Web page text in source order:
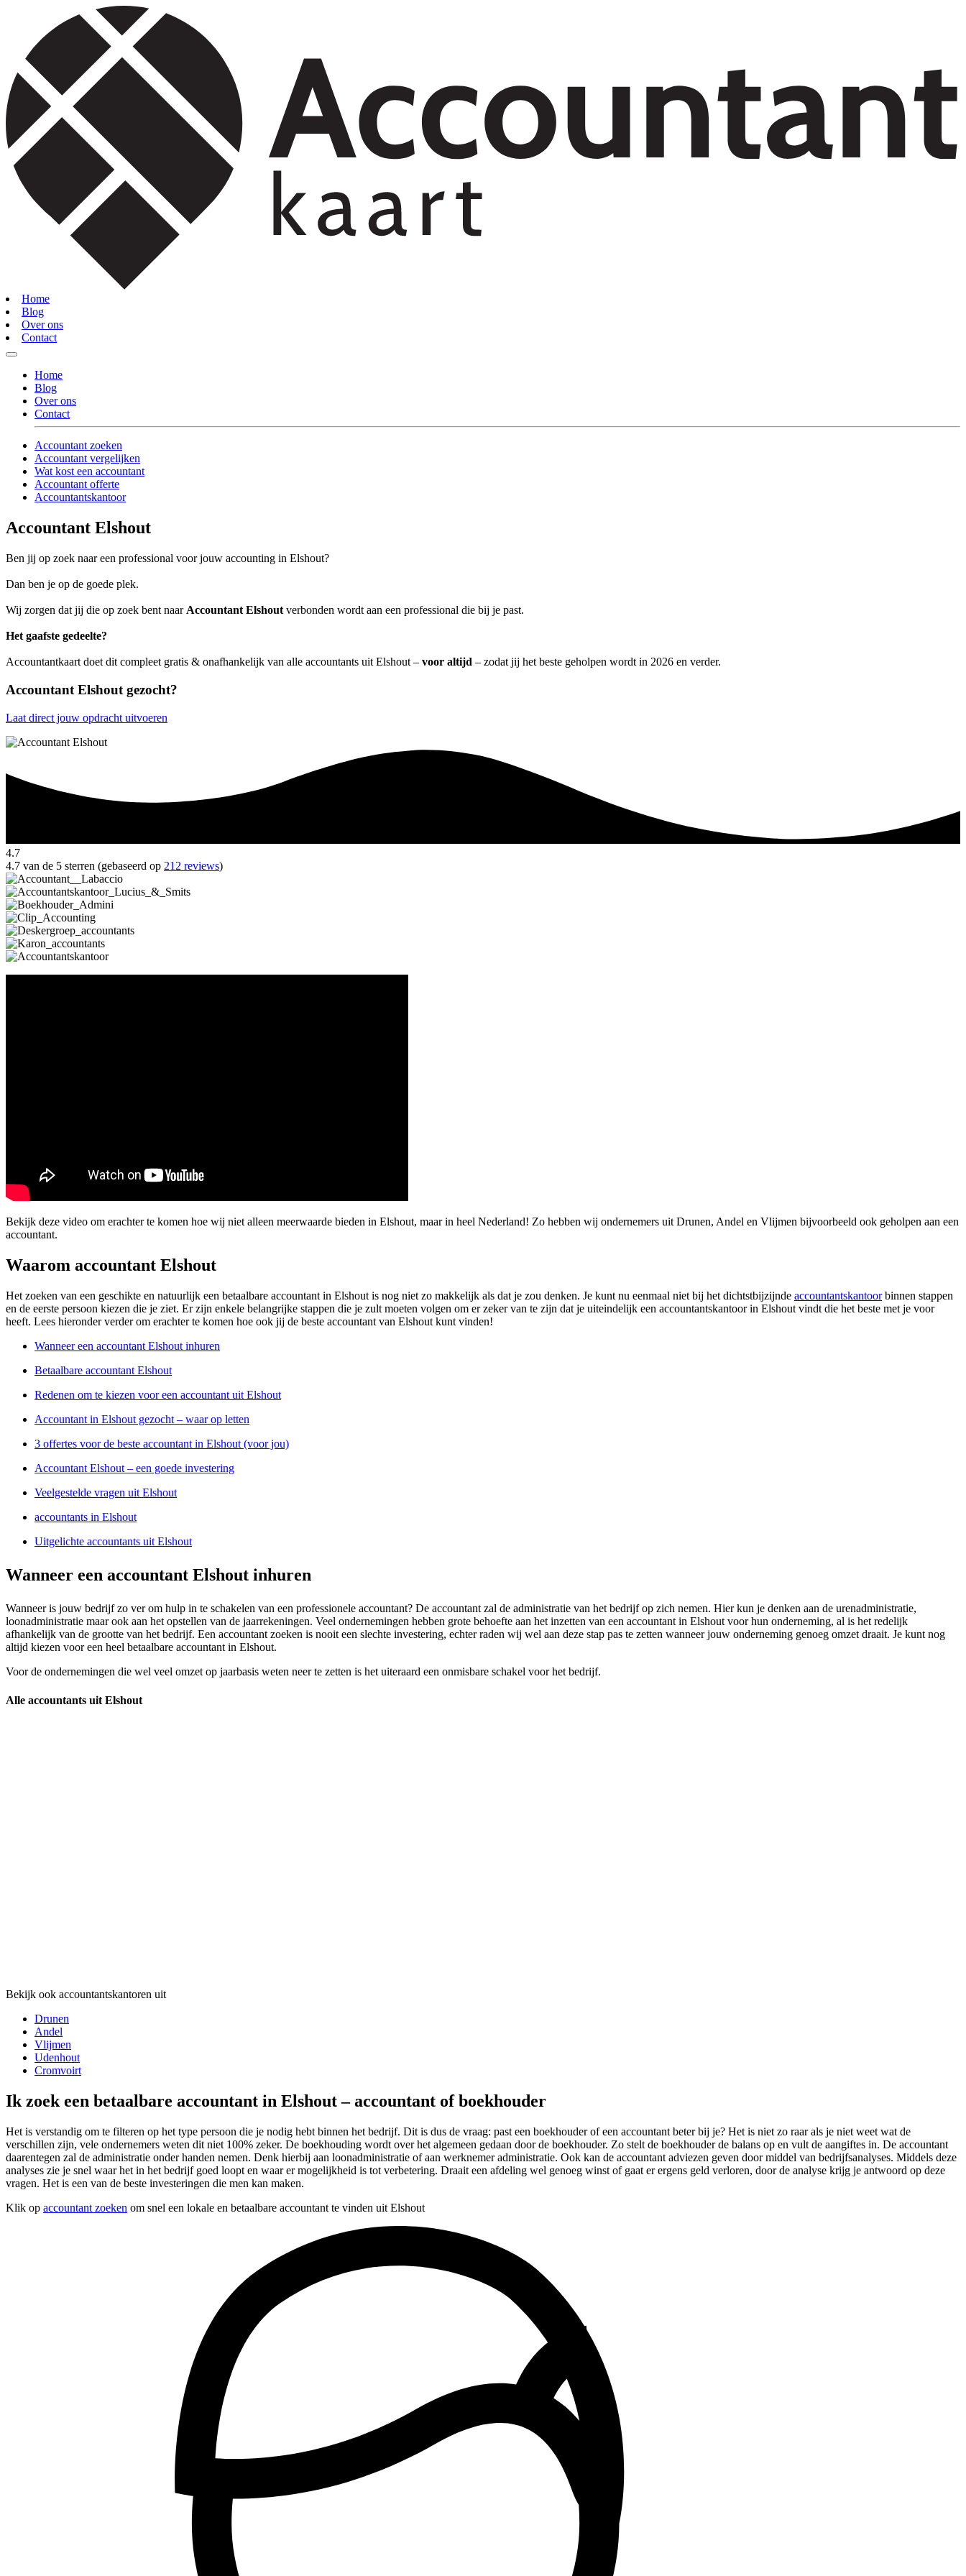
Home
Blog
Over ons
Contact
Home
Blog
Over ons
Contact
Accountant zoeken
Accountant vergelijken
Wat kost een accountant
Accountant offerte
Accountantskantoor
Accountant Elshout
Ben jij op zoek naar een professional voor jouw accounting in Elshout?
Dan ben je op de goede plek.
Wij zorgen dat jij die op zoek bent naar Accountant Elshout verbonden wordt aan een professional die bij je past.
Het gaafste gedeelte?
Accountantkaart doet dit compleet gratis & onafhankelijk van alle accountants uit Elshout – voor altijd – zodat jij het beste geholpen wordt in 2026 en verder.
Accountant Elshout gezocht?
Laat direct jouw opdracht uitvoeren
4.7
4.7 van de 5 sterren (gebaseerd op 212 reviews)
Bekijk deze video om erachter te komen hoe wij niet alleen meerwaarde bieden in Elshout, maar in heel Nederland! Zo hebben wij ondernemers uit Drunen, Andel en Vlijmen bijvoorbeeld ook geholpen aan een
accountant.
Waarom accountant Elshout
Het zoeken van een geschikte en natuurlijk een betaalbare accountant in Elshout is nog niet zo makkelijk als dat je zou denken. Je kunt nu eenmaal niet bij het dichtstbijzijnde accountantskantoorbinnen stappen
en de eerste persoon kiezen die je ziet. Er zijn enkele belangrijke stappen die je zult moeten volgen om er zeker van te zijn dat je uiteindelijk een accountantskantoor in Elshout vindt die het beste met je voor
heeft. Lees hieronder verder om erachter te komen hoe ook jij de beste accountant van Elshout kunt vinden!
Wanneer een accountant Elshout inhuren
Betaalbare accountant Elshout
Redenen om te kiezen voor een accountant uit Elshout
Accountant in Elshout gezocht – waar op letten
3 offertes voor de beste accountant in Elshout (voor jou)
Accountant Elshout – een goede investering
Veelgestelde vragen uit Elshout
accountants in Elshout
Uitgelichte accountants uit Elshout
Wanneer een accountant Elshout inhuren
Wanneer is jouw bedrijf zo ver om hulp in te schakelen van een professionele accountant? De accountant zal de administratie van het bedrijf op zich nemen. Hier kun je denken aan de urenadministratie,
loonadministratie maar ook aan het opstellen van de jaarrekeningen. Veel ondernemingen hebben grote behoefte aan het inzetten van een accountant in Elshout voor hun onderneming, al is het redelijk
afhankelijk van de grootte van het bedrijf. Een accountant zoeken is nooit een slechte investering, echter raden wij wel aan deze stap pas te zetten wanneer jouw onderneming genoeg omzet draait. Je kunt nog
altijd kiezen voor een heel betaalbare accountant in Elshout.
Voor de ondernemingen die wel veel omzet op jaarbasis weten neer te zetten is het uiteraard een onmisbare schakel voor het bedrijf.
Alle accountants uit Elshout
Bekijk ook accountantskantoren uit
Drunen
Andel
Vlijmen
Udenhout
Cromvoirt
Ik zoek een betaalbare accountant in Elshout – accountant of boekhouder
Het is verstandig om te filteren op het type persoon die je nodig hebt binnen het bedrijf. Dit is dus de vraag: past een boekhouder of een accountant beter bij je? Het is niet zo raar als je niet weet wat de
verschillen zijn, vele ondernemers weten dit niet 100% zeker. De boekhouding wordt over het algemeen gedaan door de boekhouder. Zo stelt de boekhouder de balans op en vult de aangiftes in. De accountant
daarentegen zal de administratie onder handen nemen. Denk hierbij aan loonadministratie of aan werknemer administratie. Ook kan de accountant adviezen geven door middel van bedrijfsanalyses. Middels deze
analyses zie je snel waar het in het bedrijf goed loopt en waar er mogelijkheid is tot verbetering. Draait een afdeling wel genoeg winst of gaat er ergens geld verloren, door de analyse krijg je antwoord op deze
vragen. Het is een van de beste investeringen die men kan maken.
Klik op accountant zoeken om snel een lokale en betaalbare accountant te vinden uit Elshout